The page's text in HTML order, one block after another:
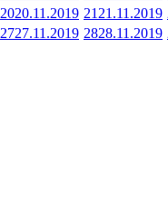
2020.11.2019 21 21.11.2019
2727.11.2019 2828.11.2019